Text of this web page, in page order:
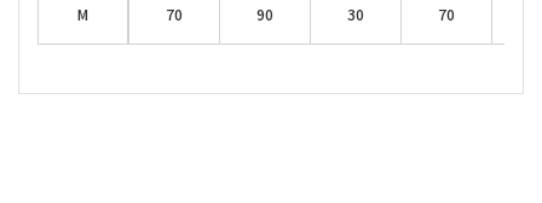
M 70 90 30 70